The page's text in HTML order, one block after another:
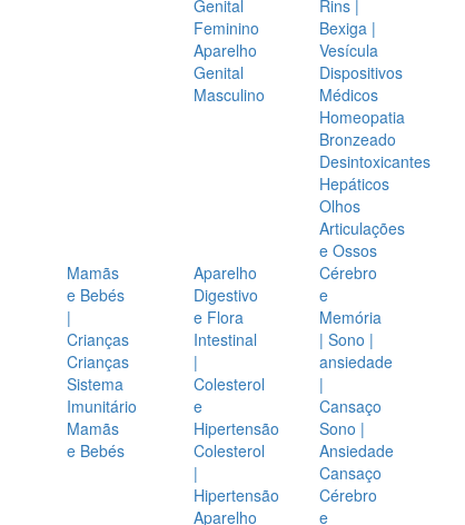
Genital
Feminino
Aparelho
Genital
Masculino
Rins |
Bexiga |
Vesícula
Dispositivos
Médicos
Homeopatia
Bronzeado
Desintoxicantes
Hepáticos
Olhos
Articulações
e Ossos
Mamãs
e Bebés
|
Crianças
Crianças
Sistema
Imunitário
Mamãs
e Bebés
Aparelho
Digestivo
e Flora
Intestinal
|
Colesterol
e
Hipertensão
Colesterol
|
Hipertensão
Aparelho
Cérebro
e
Memória
| Sono |
ansiedade
|
Cansaço
Sono |
Ansiedade
Cansaço
Cérebro
e